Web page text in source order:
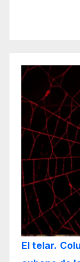
El telar.